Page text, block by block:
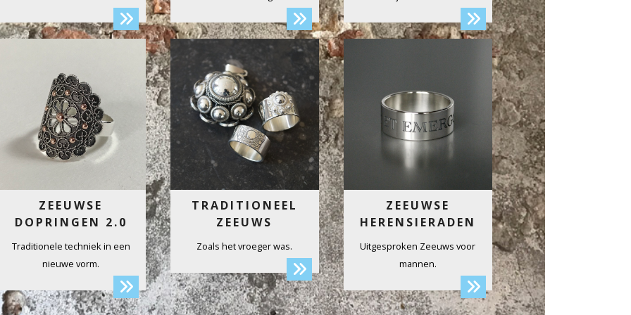
ZEEUWSE
DOPRINGEN 2.0
Traditionele techniek in een
nieuwe vorm.
TRADITIONEEL
ZEEUWS
Zoals het vroeger was.
ZEEUWSE
HERENSIERADEN
Uitgesproken Zeeuws voor
mannen.